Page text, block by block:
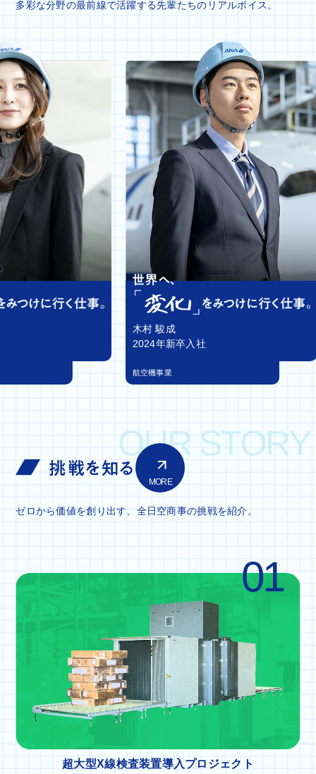
多彩な分野の最前線で活躍する先輩たちのリアルボイス。
木村 駿成
2024年新卒入社
航空機事業
MORE
ゼロから価値を創り出す、全日空商事の挑戦を紹介。
01
超大型X線検査装置導入プロジェクト
OUR STORY